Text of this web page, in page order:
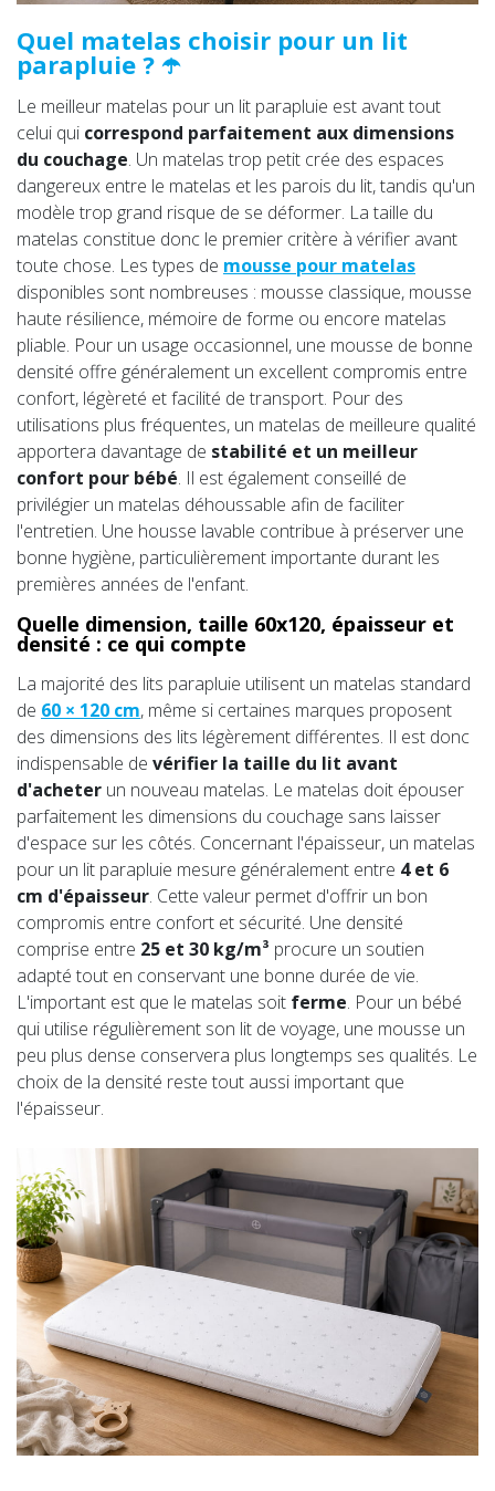
Quel matelas choisir pour un lit
parapluie ? ☂️
Le meilleur matelas pour un lit parapluie est avant tout
celui qui correspond parfaitement aux dimensions
du couchage. Un matelas trop petit crée des espaces
dangereux entre le matelas et les parois du lit, tandis qu'un
modèle trop grand risque de se déformer. La taille du
matelas constitue donc le premier critère à vérifier avant
toute chose. Les types de mousse pour matelas
disponibles sont nombreuses : mousse classique, mousse
haute résilience, mémoire de forme ou encore matelas
pliable. Pour un usage occasionnel, une mousse de bonne
densité offre généralement un excellent compromis entre
confort, légèreté et facilité de transport. Pour des
utilisations plus fréquentes, un matelas de meilleure qualité
apportera davantage de stabilité et un meilleur
confort pour bébé. Il est également conseillé de
privilégier un matelas déhoussable afin de faciliter
l'entretien. Une housse lavable contribue à préserver une
bonne hygiène, particulièrement importante durant les
premières années de l'enfant.
Quelle dimension, taille 60x120, épaisseur et
densité : ce qui compte
La majorité des lits parapluie utilisent un matelas standard
de 60 × 120 cm, même si certaines marques proposent
des dimensions des lits légèrement différentes. Il est donc
indispensable de vérifier la taille du lit avant
d'acheter un nouveau matelas. Le matelas doit épouser
parfaitement les dimensions du couchage sans laisser
d'espace sur les côtés. Concernant l'épaisseur, un matelas
pour un lit parapluie mesure généralement entre 4 et 6
cm d'épaisseur. Cette valeur permet d'offrir un bon
compromis entre confort et sécurité. Une densité
comprise entre 25 et 30 kg/m³ procure un soutien
adapté tout en conservant une bonne durée de vie.
L'important est que le matelas soit ferme. Pour un bébé
qui utilise régulièrement son lit de voyage, une mousse un
peu plus dense conservera plus longtemps ses qualités. Le
choix de la densité reste tout aussi important que
l'épaisseur.